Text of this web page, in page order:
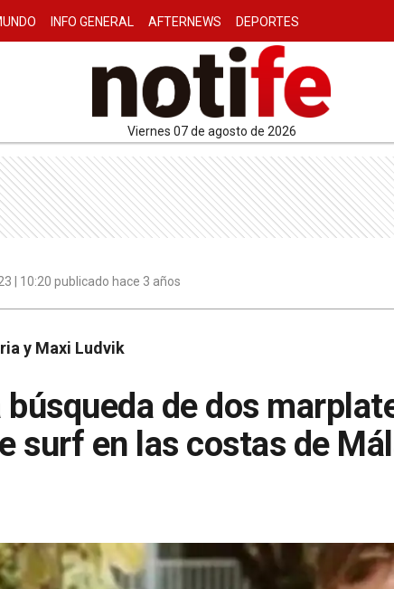
INFO GENERAL AFTERNEWS DEPORTES
viernes 07 de agosto de 2026
| 10:20 publicado hace 3 años
y Maxi Ludvik
búsqueda de dos
surf en las costas de